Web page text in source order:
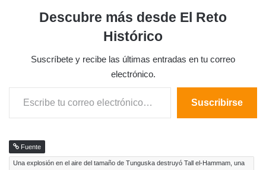
Descubre más desde El Reto
Histórico
Suscríbete y recibe las últimas entradas en tu correo
electrónico.
Escribe tu correo electrónico…
Suscribirse
Fuente
Una explosión en el aire del tamaño de Tunguska destruyó Tall el-Hammam, una